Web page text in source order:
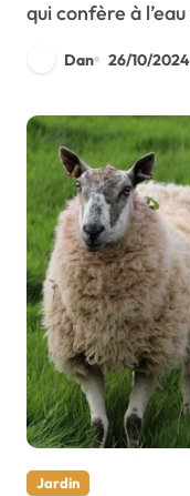
qui confère à
Dan 26/10/2024
Jardin